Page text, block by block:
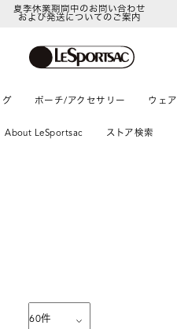
夏季休業期間中のお問い合わせ
および発送についてのご案内
グ ポーチ/アクセサリー ウェア
About LeSportsac ストア検索
60件